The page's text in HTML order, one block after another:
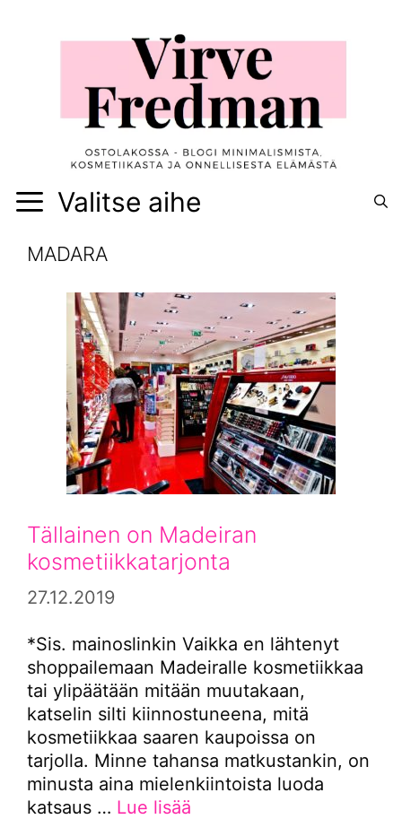
Valitse aihe
MADARA
Tällainen on Madeiran
kosmetiikkatarjonta
27.12.2019
*Sis. mainoslinkin Vaikka en lähtenyt
shoppailemaan Madeiralle kosmetiikkaa
tai ylipäätään mitään muutakaan,
katselin silti kiinnostuneena, mitä
kosmetiikkaa saaren kaupoissa on
tarjolla. Minne tahansa matkustankin, on
minusta aina mielenkiintoista luoda
katsaus … Lue lisää